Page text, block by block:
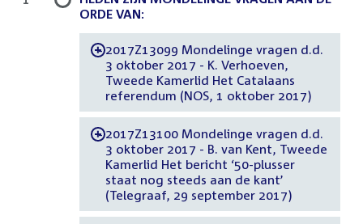
ORDE VAN:
-2017Z13099 Mondelinge vragen d.d.
3 oktober 2017 - K. Verhoeven,
Tweede Kamerlid Het Catalaans
referendum (NOS, 1 oktober 2017)
-2017Z13100 Mondelinge vragen d.d.
3 oktober 2017 - B. van Kent, Tweede
Kamerlid Het bericht ‘50-plusser
staat nog steeds aan de kant’
(Telegraaf, 29 september 2017)